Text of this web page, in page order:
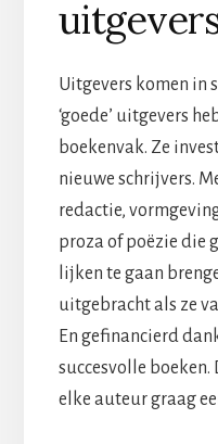
Uitgevers komen in
‘goede’ uitgevers
boekenvak. Ze
nieuwe schrijvers.
redactie,
proza of poëzie die
lijken te gaan
uitgebracht als ze
En gefinancierd
succesvolle
elke auteur graag